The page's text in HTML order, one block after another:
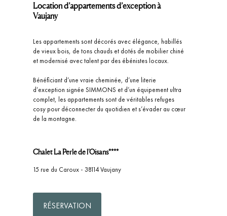
Location d’appartements d’exception à
Vaujany
Les appartements sont décorés avec élégance, habillés
de vieux bois, de tons chauds et dotés de mobilier chiné
et modernisé avec talent par des ébénistes locaux.
Bénéficiant d’une vraie cheminée, d’une literie
d’exception signée SIMMONS et d’un équipement ultra
complet, les appartements sont de véritables refuges
cosy pour déconnecter du quotidien et s’évader au cœur
de la montagne.
Chalet La Perle de l’Oisans****
15 rue du Caroux - 38114 Vaujany
RÉSERVATION